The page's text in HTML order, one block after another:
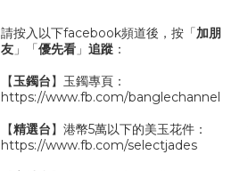
請按入以下facebook頻道後，按「加朋
友 」「優先看 」 追蹤 ：
【玉鐲台】玉鐲專頁：
https://www.fb.com/banglechannel
【精選台】港幣5萬以下的美玉花件：
https://www.fb.com/selectjades